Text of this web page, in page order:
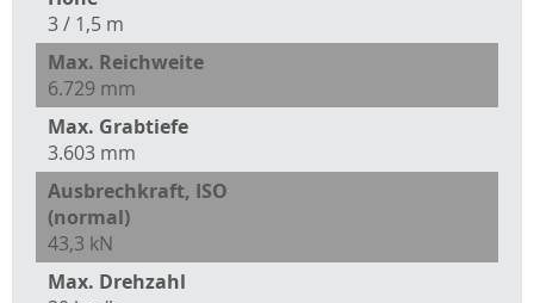
3 / 1,5 m
Max. Reichweite
6.729 mm
Max. Grabtiefe
3.603 mm
Ausbrechkraft, ISO
(normal)
43,3 kN
Max. Drehzahl